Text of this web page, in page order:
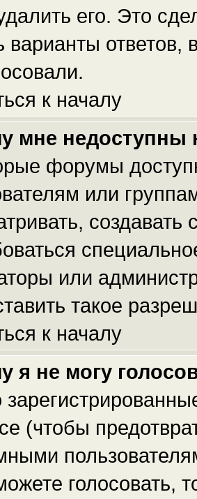
его. Это
варианты ответов,
к началу
мне
форумы
или
или
такое
к началу
я не могу
(чтобы
голосовать,